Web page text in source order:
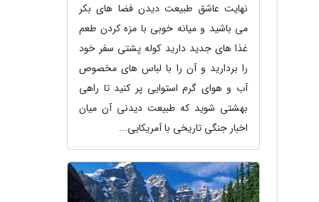
نهایت عاشق طبیعت دیدن فضا های بکر
می باشید و میانه خوبی با مزه کردن طعم
غذا های جدید دارید کوله پشتی سفر خود
را بردارید و آن را با لباس های مخصوص
آب و هوای گرم استوایی پر کنید تا راهی
بهشتی شوید که طبیعت دیدنی آن میان
اخبار جنگی تاریخی با آمریکایی...